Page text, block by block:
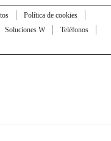
Política de cookies
Soluciones W
Teléfonos